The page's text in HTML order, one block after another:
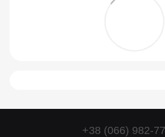
+38 (066) 982-